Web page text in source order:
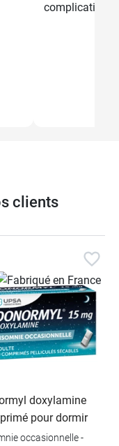
complications
clients
doxylamine
pour dormir
occasionnelle -